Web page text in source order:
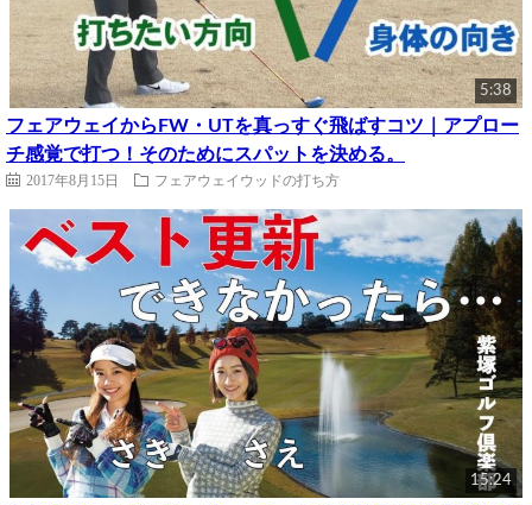
5:38
フェアウェイからFW・UTを真っすぐ飛ばすコツ｜アプロー
チ感覚で打つ！そのためにスパットを決める。
2017年8月15日 フェアウェイウッドの打ち方
15:24